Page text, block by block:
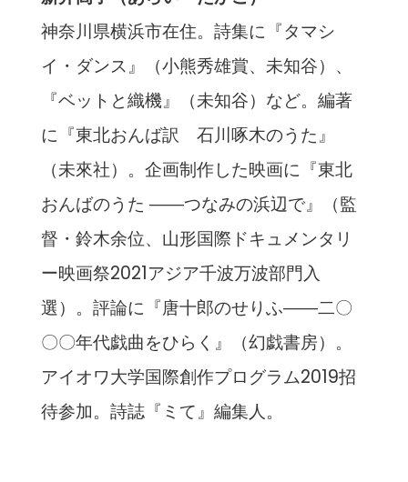
神奈川県横浜市在住。詩集に『タマシ
イ・ダンス』（小熊秀雄賞、未知谷）、
『ベットと織機』（未知谷）など。編著
に『東北おんば訳 石川啄木のうた』
（未來社）。企画制作した映画に『東北
おんばのうた ――つなみの浜辺で』（監
督・鈴木余位、山形国際ドキュメンタリ
ー映画祭2021アジア千波万波部門入
選）。評論に『唐十郎のせりふ――二〇
〇〇年代戯曲をひらく』（幻戯書房）。
アイオワ大学国際創作プログラム2019招
待参加。詩誌『ミて』編集人。